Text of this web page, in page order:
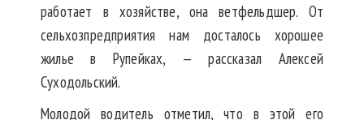
работает в хозяйстве, она ветфельдшер. От
сельхозпредприятия нам досталось хорошее
жилье в Рупейках, — рассказал Алексей
Суходольский.
Молодой водитель отметил, что в этой его